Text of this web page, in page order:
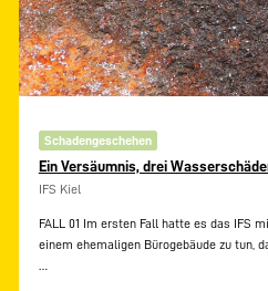
Schadengeschehen
Ein Versäumnis, drei
IFS Kiel
FALL 01 Im ersten Fall hatte es das IFS
einem ehemaligen Bürogebäude zu tun,